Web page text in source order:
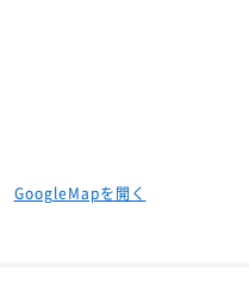
GoogleMapを開く